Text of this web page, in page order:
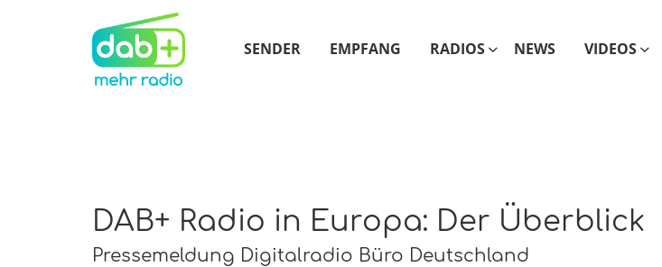
SENDER EMPFANG RADIOS NEWS VIDEOS
DAB+ Radio in Europa: Der Überblick
Pressemeldung Digitalradio Büro Deutschland